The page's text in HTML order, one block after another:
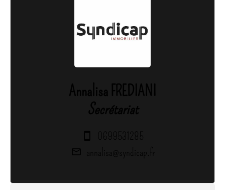
Annalisa FREDIANI
Secrétariat
0699531285
annalisa@syndicap.fr